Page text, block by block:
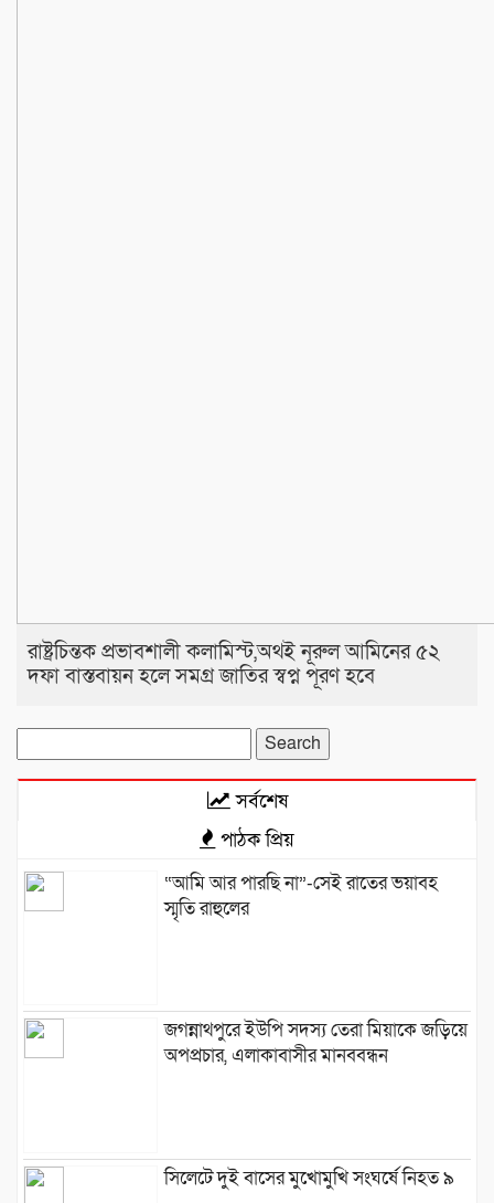
রাষ্ট্রচিন্তক প্রভাবশালী কলামিস্ট,অথই নূরুল আমিনের ৫২
দফা বাস্তবায়ন হলে সমগ্র জাতির স্বপ্ন পূরণ হবে
for:
সর্বশেষ
পাঠক প্রিয়
“আমি আর পারছি না”-সেই রাতের ভয়াবহ
স্মৃতি রাহুলের
জগন্নাথপুরে ইউপি সদস্য তেরা মিয়াকে জড়িয়ে
অপপ্রচার, এলাকাবাসীর মানববন্ধন
সিলেটে দুই বাসের মুখোমুখি সংঘর্ষে নিহত ৯